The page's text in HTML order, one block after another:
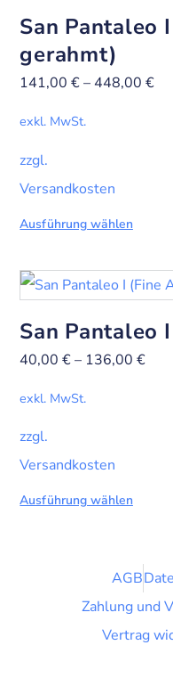
San Pantaleo
gerahmt)
141,00€– 448,00€
exkl. MwSt.
zzgl.
Versandkosten
Ausführung wählen
San Pantaleo
40,00€– 136,00€
exkl. MwSt.
zzgl.
Versandkosten
Ausführung wählen
AGB
Zahlung und
Vertrag